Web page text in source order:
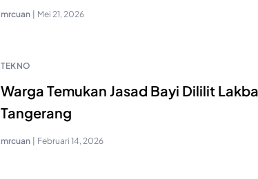
mrcuan | Mei 21, 2026
TEKNO
Warga Temukan Jasad Bayi Dililit
Tangerang
mrcuan | Februari 14, 2026